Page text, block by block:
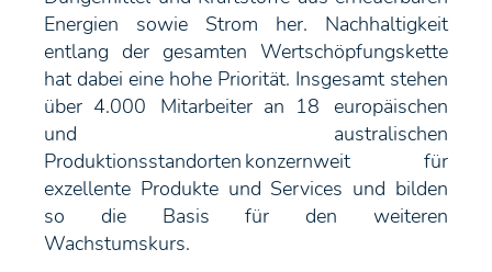
Energien sowie Strom her. Nachhaltigkeit
entlang der gesamten Wertschöpfungskette
hat dabei eine hohe Priorität. Insgesamt stehen
über 4.000 Mitarbeiter an 18 europäischen
und australischen
Produktionsstandorten konzernweit für
exzellente Produkte und Services und bilden
so die Basis für den weiteren
Wachstumskurs.